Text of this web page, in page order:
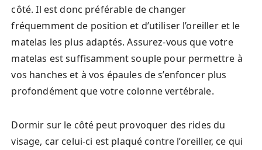
côté. Il est donc préférable de changer
fréquemment de position et d’utiliser l’oreiller et le
matelas les plus adaptés. Assurez-vous que votre
matelas est suffisamment souple pour permettre à
vos hanches et à vos épaules de s’enfoncer plus
profondément que votre colonne vertébrale.
Dormir sur le côté peut provoquer des rides du
visage, car celui-ci est plaqué contre l’oreiller, ce qui